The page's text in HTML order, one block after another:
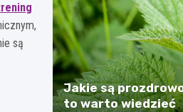
są
Jakie są
to warto wiedzieć